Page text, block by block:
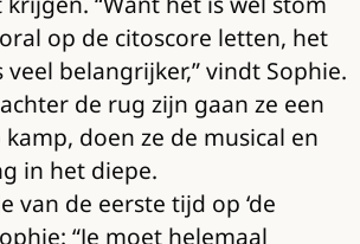
op de citoscore letten, het
veel belangrijker,” vindt Sophie.
de rug zijn gaan ze een
doen ze de musical en
in het diepe.
van de eerste tijd op ‘de
“Je moet helemaal